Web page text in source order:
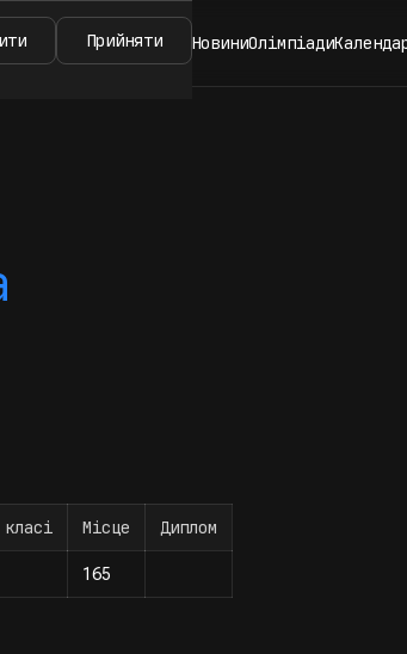
НовиниОлімпіади
Місце Диплом
165
Прийняти